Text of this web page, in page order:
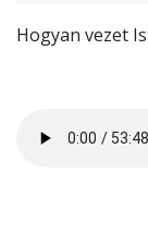
Hogyan vezet